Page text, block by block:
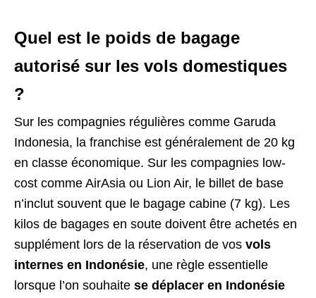
Quel est le poids de bagage
autorisé sur les vols domestiques
?
Sur les compagnies régulières comme Garuda
Indonesia, la franchise est généralement de 20 kg
en classe économique. Sur les compagnies low-
cost comme AirAsia ou Lion Air, le billet de base
n’inclut souvent que le bagage cabine (7 kg). Les
kilos de bagages en soute doivent être achetés en
supplément lors de la réservation de vos vols
internes en Indonésie, une règle essentielle
lorsque l’on souhaite se déplacer en Indonésie